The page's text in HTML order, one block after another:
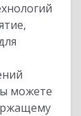
можете